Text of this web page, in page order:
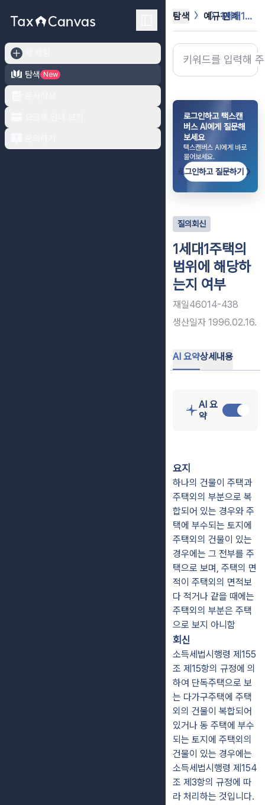
탐색
New
탐색 예규·판례 1세대1주택의 범위에 해당하는지 여부
로그인하고 택스캔
버스 AI에게 질문해
보세요
택스캔버스 AI에게 바로
물어보세요.
로그인하고 질문하기
질의회신
1세대1주택의
범위에 해당하
는지 여부
재일46014-438
생산일자 1996.02.16.
AI 요약상세내용
AI 요
약
요지
하나의 건물이 주택과
주택외의 부분으로 복
합되어 있는 경우와 주
택에 부수되는 토지에
주택외의 건물이 있는
경우에는 그 전부를 주
택으로 보며, 주택의 면
적이 주택외의 면적보
다 적거나 같을 때에는
주택외의 부분은 주택
으로 보지 아니함
회신
소득세법시행령 제155
조 제15항의 규정에 의
하여 단독주택으로 보
는 다가구주택에 주택
외의 건물이 복합되어
있거나 동 주택에 부수
되는 토지에 주택외의
건물이 있는 경우에는
소득세법시행령 제154
조 제3항의 규정에 따
라 처리하는 것입니다.